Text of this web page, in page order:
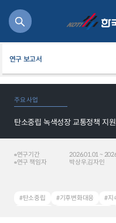
연구 보고서
주요 사업
탄소중립 녹색성장 교통정책 지
연구기간
2026.01.01 ~
연구 책임자
박상우,김자인
#탄소중립 #기후변화대응 #지